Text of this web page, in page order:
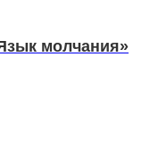
молчания»